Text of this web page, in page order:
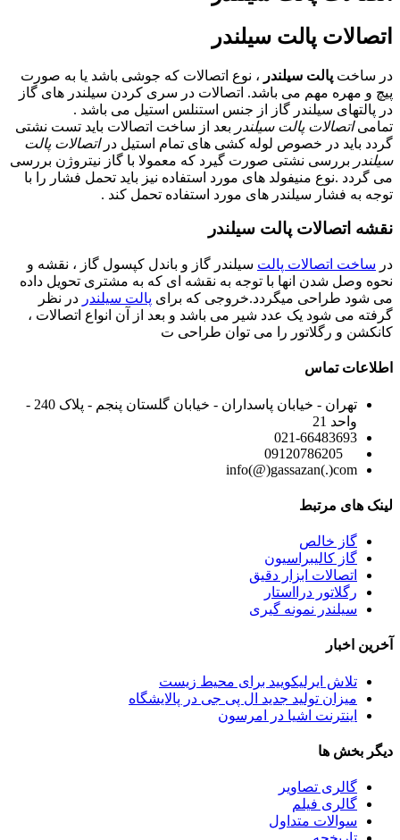
اتصالات پالت سیلندر
در ساخت پالت سیلندر ، نوع اتصالات که جوشی باشد یا به صورت
پیچ و مهره مهم می باشد. اتصالات در سری کردن سیلندر های گاز
در پالتهای سیلندر گاز از جنس استنلس استیل می باشد .
تمامیاتصالات پالت سیلندر بعد از ساخت اتصالات باید تست نشتی
گردد باید در خصوص لوله کشی های تمام استیل دراتصالات پالت
سیلندر بررسی نشتی صورت گیرد که معمولا با گاز نیتروژن بررسی
می گردد .نوع منیفولد های مورد استفاده نیز باید تحمل فشار را با
توجه به فشار سیلندر های مورد استفاده تحمل کند .
نقشه اتصالات پالت سیلندر
در ساخت اتصالات پالت سیلندر گاز و باندل کپسول گاز ، نقشه و
نحوه وصل شدن انها با توجه به نقشه ای که به مشتری تحویل داده
می شود طراحی میگردد.خروجی که برای پالت سیلندر در نظر
گرفته می شود یک عدد شیر می باشد و بعد از آن انواع اتصالات ،
کانکشن و رگلاتور را می توان طراحی ت
اطلاعات تماس
تهران - خیابان پاسداران - خیابان گلستان پنجم - پلاک 240 -
واحد 21
021-66483693
info(@)gassazan(.)com
لینک های مرتبط
گاز خالص
گاز کالیبراسیون
اتصالات ابزار دقیق
رگلاتور درااستار
سیلندر نمونه گیری
آخرین اخبار
تلاش ایرلیکویید برای محیط زیست
میزان تولید جدید ال پی جی در پالایشگاه
اینترنت اشیا در امرسون
دیگر بخش ها
گالری تصاویر
گالری فیلم
سوالات متداول